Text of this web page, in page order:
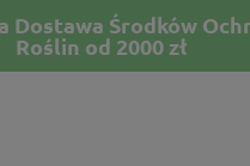
Dostawa Środków
Roślin od 2000 zł